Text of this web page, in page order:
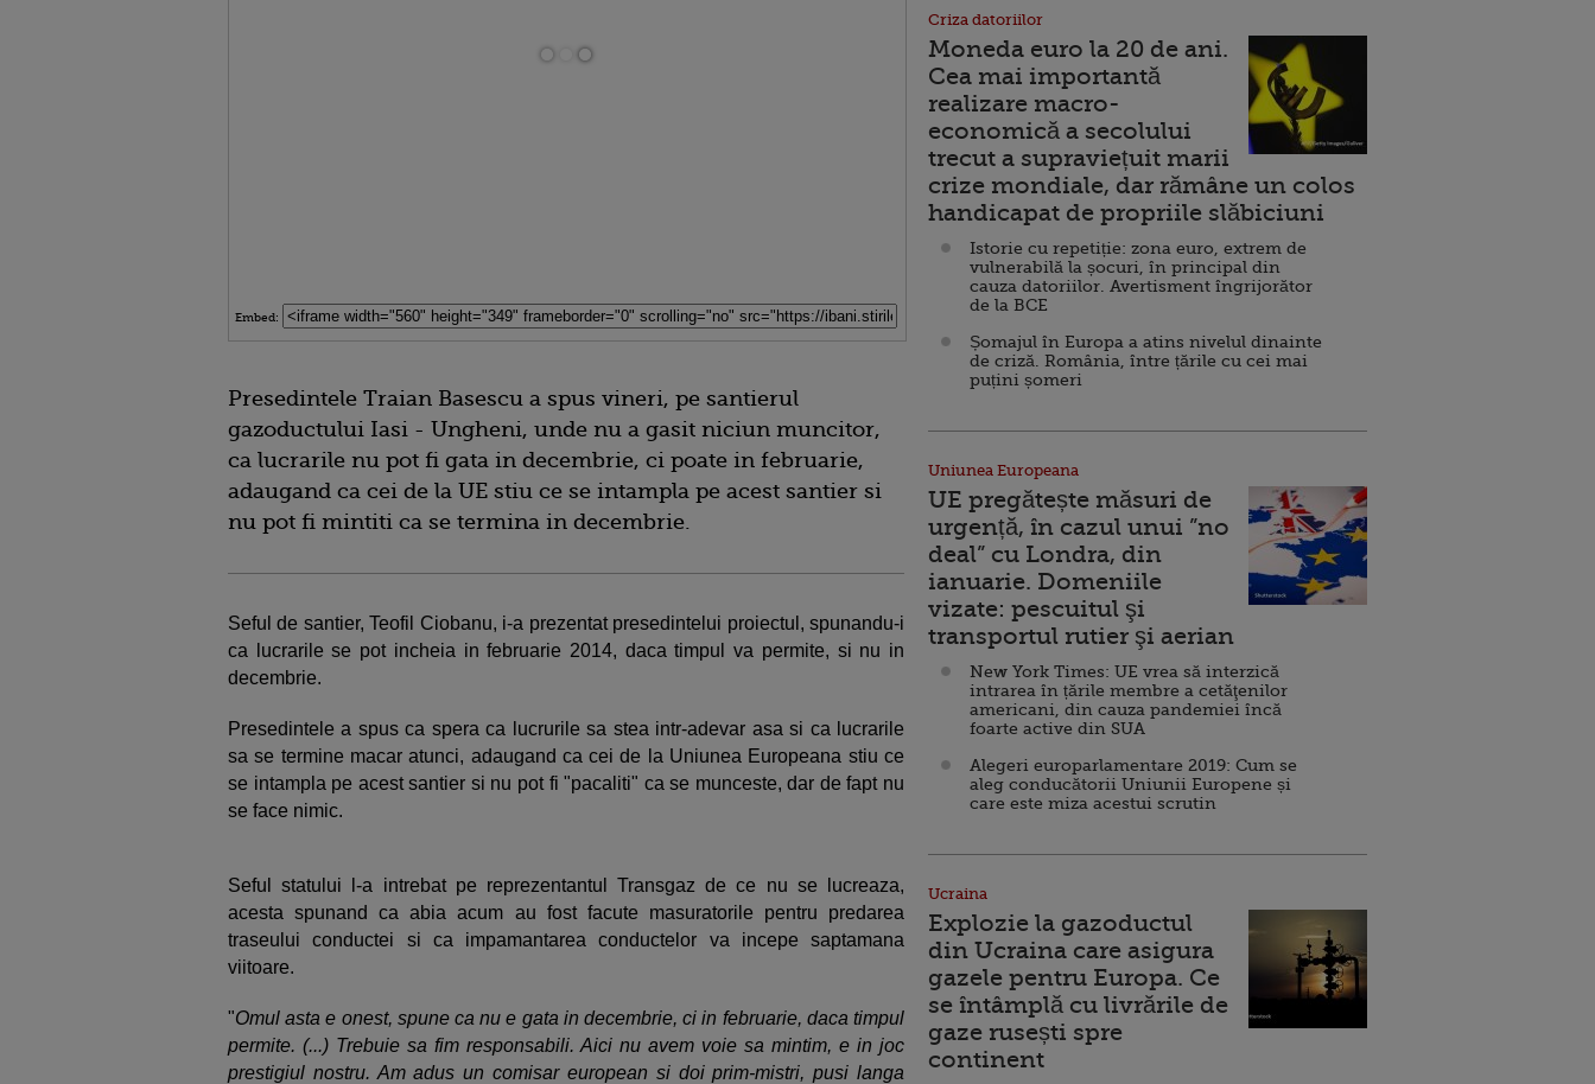
Embed:
Presedintele Traian Basescu a spus vineri, pe santierul
gazoductului Iasi - Ungheni, unde nu a gasit niciun muncitor,
ca lucrarile nu pot fi gata in decembrie, ci poate in februarie,
adaugand ca cei de la UE stiu ce se intampla pe acest santier si
nu pot fi mintiti ca se termina in decembrie.
Seful de santier, Teofil Ciobanu, i-a prezentat presedintelui proiectul, spunandu-i
ca lucrarile se pot incheia in februarie 2014, daca timpul va permite, si nu in
decembrie.
Presedintele a spus ca spera ca lucrurile sa stea intr-adevar asa si ca lucrarile
sa se termine macar atunci, adaugand ca cei de la Uniunea Europeana stiu ce
se intampla pe acest santier si nu pot fi "pacaliti" ca se munceste, dar de fapt nu
se face nimic.
Seful statului l-a intrebat pe reprezentantul Transgaz de ce nu se lucreaza,
acesta spunand ca abia acum au fost facute masuratorile pentru predarea
traseului conductei si ca impamantarea conductelor va incepe saptamana
viitoare.
"Omul asta e onest, spune ca nu e gata in decembrie, ci in februarie, daca timpul
permite. (...) Trebuie sa fim responsabili. Aici nu avem voie sa mintim, e in joc
prestigiul nostru. Am adus un comisar european si doi prim-mistri, pusi langa
Criza datoriilor
Moneda euro la 20 de ani.
Cea mai importantă
realizare macro-
economică a secolului
trecut a supraviețuit marii
crize mondiale, dar rămâne un colos
handicapat de propriile slăbiciuni
Istorie cu repetiție: zona euro, extrem de
vulnerabilă la șocuri, în principal din
cauza datoriilor. Avertisment îngrijorător
de la BCE
Șomajul în Europa a atins nivelul dinainte
de criză. România, între țările cu cei mai
puțini șomeri
Uniunea Europeana
UE pregătește măsuri de
urgență, în cazul unui ”no
deal” cu Londra, din
ianuarie. Domeniile
vizate: pescuitul şi
transportul rutier şi aerian
New York Times: UE vrea să interzică
intrarea în țările membre a cetăţenilor
americani, din cauza pandemiei încă
foarte active din SUA
Alegeri europarlamentare 2019: Cum se
aleg conducătorii Uniunii Europene și
care este miza acestui scrutin
Ucraina
Explozie la gazoductul
din Ucraina care asigura
gazele pentru Europa. Ce
se întâmplă cu livrările de
gaze rusești spre
continent